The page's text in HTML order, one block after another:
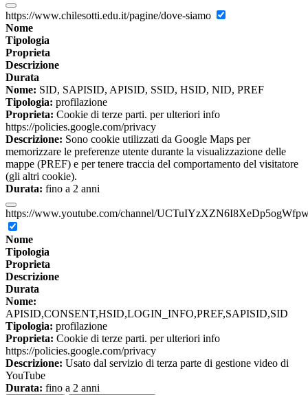
https://www.chilesotti.edu.it/pagine/dove-siamo
Nome
Tipologia
Proprieta
Descrizione
Durata
Nome: SID, SAPISID, APISID, SSID, HSID, NID, PREF
Tipologia: profilazione
Proprieta: Cookie di terze parti. per ulteriori info
https://policies.google.com/privacy
Descrizione: Sono cookie utilizzati da Google Maps per
memorizzare le preferenze utente durante la visualizzazione delle
mappe (PREF) e per tenere traccia del comportamento del visitatore
(gli altri cookie).
Durata: fino a 2 anni
https://www.youtube.com/channel/
Nome
Tipologia
Proprieta
Descrizione
Durata
Nome:
APISID,CONSENT,HSID,LOGIN_INFO,PREF,SAPISID,SID
Tipologia: profilazione
Proprieta: Cookie di terze parti. per ulteriori info
https://policies.google.com/privacy
Descrizione: Usato dal servizio di terza parte di gestione video di
YouTube
Durata: fino a 2 anni